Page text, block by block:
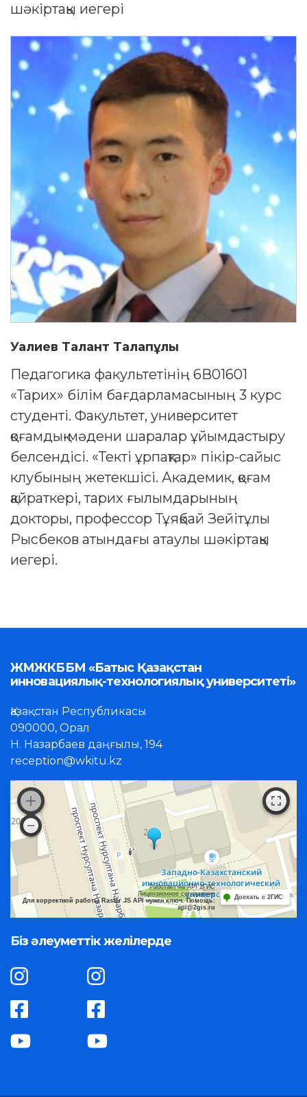
шәкіртақы иегері
Уалиев Талант Талапұлы
Педагогика факультетінің 6В01601
«Тарих» білім бағдарламасының 3 курс
студенті. Факультет, университет
қоғамдық-мәдени шаралар ұйымдастыру
белсендісі. «Текті ұрпақтар» пікір-сайыс
клубының жетекшісі. Академик, қоғам
қайраткері, тарих ғылымдарының
докторы, профессор Тұяқбай Зейітұлы
Рысбеков атындағы атаулы шәкіртақы
иегері.
ЖМЖКББМ «Батыс Қазақстан
инновациялық-технологиялық университеті»
Қазақстан Республикасы
090000, Орал
Н. Назарбаев даңғылы, 194
reception@wkitu.kz
Работает на API 2ГИС
Лицензионное соглашение
Для корректной работы Raster JS API нужен ключ. Помощь:
api@2gis.ru
Доехать с 2ГИС
Біз әлеуметтік желілерде